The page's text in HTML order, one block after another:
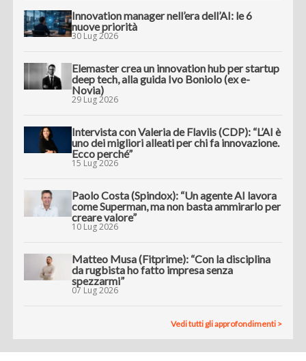
Innovation manager nell’era dell’AI: le 6
nuove priorità
30 Lug 2026
Elemaster crea un innovation hub per startup
deep tech, alla guida Ivo Boniolo (ex e-
Novia)
29 Lug 2026
Intervista con Valeria de Flaviis (CDP): “L’AI è
uno dei migliori alleati per chi fa innovazione.
Ecco perché”
15 Lug 2026
Paolo Costa (Spindox): “Un agente AI lavora
come Superman, ma non basta ammirarlo per
creare valore”
10 Lug 2026
Matteo Musa (Fitprime): “Con la disciplina
da rugbista ho fatto impresa senza
spezzarmi”
07 Lug 2026
Vedi tutti gli approfondimenti >